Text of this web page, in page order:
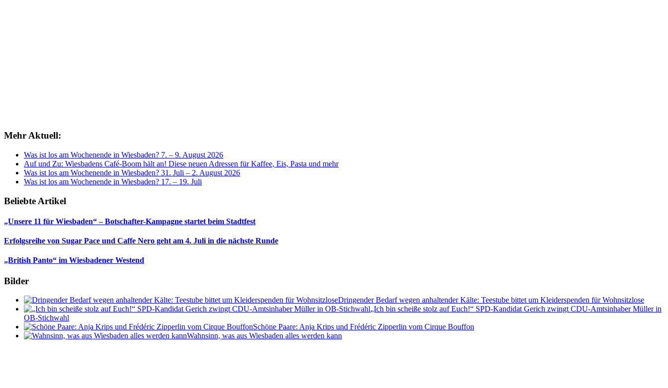
Mehr Aktuell:
Was ist los am Wochenende in Wiesbaden? 7. – 9. August 2026
Auf und Zu: Wiesbadens Café-Boom hält an! Diese neuen Adressen für Kaffee, Eis, Pasta und mehr
Was ist los am Wochenende in Wiesbaden? 31. Juli – 2. August 2026
Was ist los am Wochenende in Wiesbaden? 17. – 19. Juli
Beliebte Artikel
„Unsere 11 für Wiesbaden“ – Botschafter-Kampagne startet beim Stadtfest
Erfolgsreihe von Sugar Pace und Caffe Nero geht am 4. Juli in die nächste Runde
„British Panto“ im Wiesbadener Westend
Bilder
Dringender Bedarf wegen anhaltender Kälte: Teestube bittet um Kleiderspenden für Wohnsitzlose
„Ich bin scheiße stolz auf Euch!“ SPD-Kandidat Gerich zwingt CDU-Amtsinhaber Müller in
OB-Stichwahl
Schöne Paare: Anja Krips und Frédéric Zipperlin vom Cirque Bouffon
Wahnsinn, was aus Wiesbaden alles werden kann